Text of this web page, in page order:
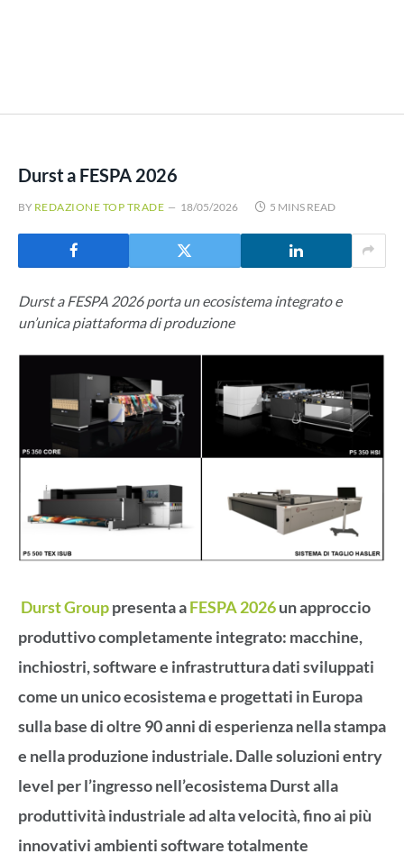
Durst a FESPA 2026
BY REDAZIONE TOP TRADE 18/05/2026 5 MINS READ
Durst a FESPA 2026 porta un ecosistema integrato e
un’unica piattaforma di produzione
Durst Grouppresenta aFESPA 2026un approccio
produttivo completamente integrato: macchine,
inchiostri, software e infrastruttura dati sviluppati
come un unico ecosistema e progettati in Europa
sulla base di oltre 90 anni di esperienza nella stampa
e nella produzione industriale. Dalle soluzioni entry
level per l’ingresso nell’ecosistema Durst alla
produttività industriale ad alta velocità, fino ai più
innovativi ambienti software totalmente